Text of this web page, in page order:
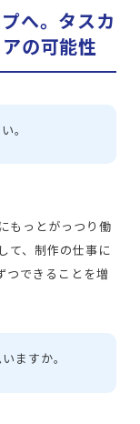
へ。タスカ
の可能性
。
もっとがっつり働
て、制作の仕事に
つできることを増
ますか。